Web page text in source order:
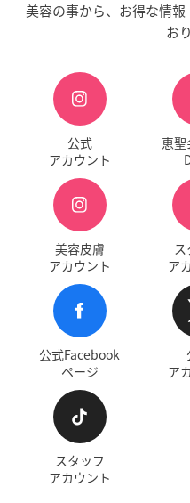
美容の事から、お得な情
お
公式
アカウント
恵
美容皮膚
アカウント
ア
公式Facebook
ページ
ア
スタッフ
アカウント